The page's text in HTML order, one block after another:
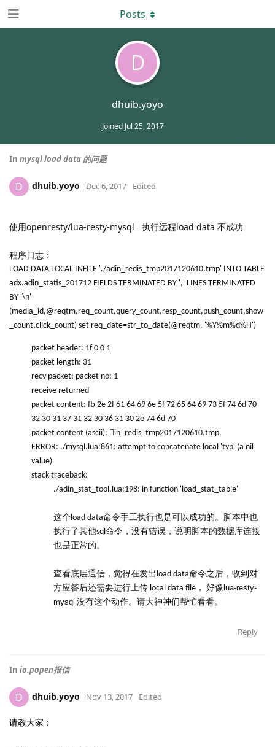
D
dhuib.yoyo
Joined Jul 25, 2017
Posts
In mysql load data 的问题
D dhuib.yoyo Dec 6, 2017 Edited
使用openresty/lua-resty-mysql 执行远程load data 不成功
程序日志：
LOAD DATA LOCAL INFILE './adin_redis_tmp2017120610.tmp' INTO TABLE
adx.adin_statis_201712 FIELDS TERMINATED BY ',' LINES TERMINATED
BY '\n'
(media_id,@reqtm,req_count,query_count,resp_count,push_count,show
_count,click_count) set req_date=str_to_date(@reqtm, '%Y%m%d%H')
packet header: 1f 0 0 1
packet length: 31
recv packet: packet no: 1
receive returned
packet content: fb 2e 2f 61 64 69 6e 5f 72 65 64 69 73 5f 74 6d 70
32 30 31 37 31 32 30 36 31 30 2e 74 6d 70
packet content (ascii): in_redis_tmp2017120610.tmp
ERROR: ./mysql.lua:861: attempt to concatenate local 'typ' (a nil
value)
stack traceback:
./adin_stat_tool.lua:198: in function 'load_stat_table'
这个load data命令手工执行也是可以成功的。脚本中也
执行了其他sql命令，没有错误，说明脚本的数据库连接
也是正常的。
查看底层通信，觉得在发出load data命令之后，收到对
方应答后还需要进行上传 local data file， 好像 lua-resty-
mysql 没有这个动作。请大神神们帮忙看看。
Reply
In io.popen报信
D dhuib.yoyo Nov 13, 2017 Edited
请教大家：